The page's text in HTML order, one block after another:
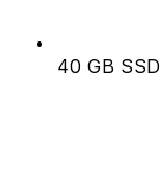
40 GB SSD